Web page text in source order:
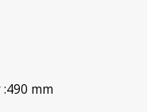
mm